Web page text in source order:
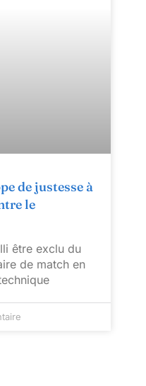
de justesse à
le
être exclu du
de match en